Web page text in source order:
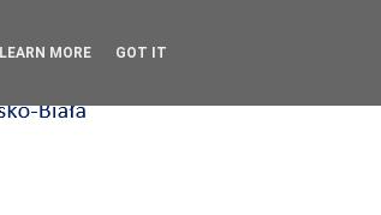
LEARN MORE GOT IT